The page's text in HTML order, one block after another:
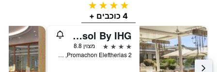
4 כוכבים
4 כוכבים +
Crowne Plaza Limassol By IHG
4 כוכבים
מצוין 8.8
Promachon Eleftherias 2, לימסול, קפריסין